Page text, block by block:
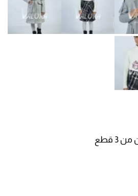
3 قطع